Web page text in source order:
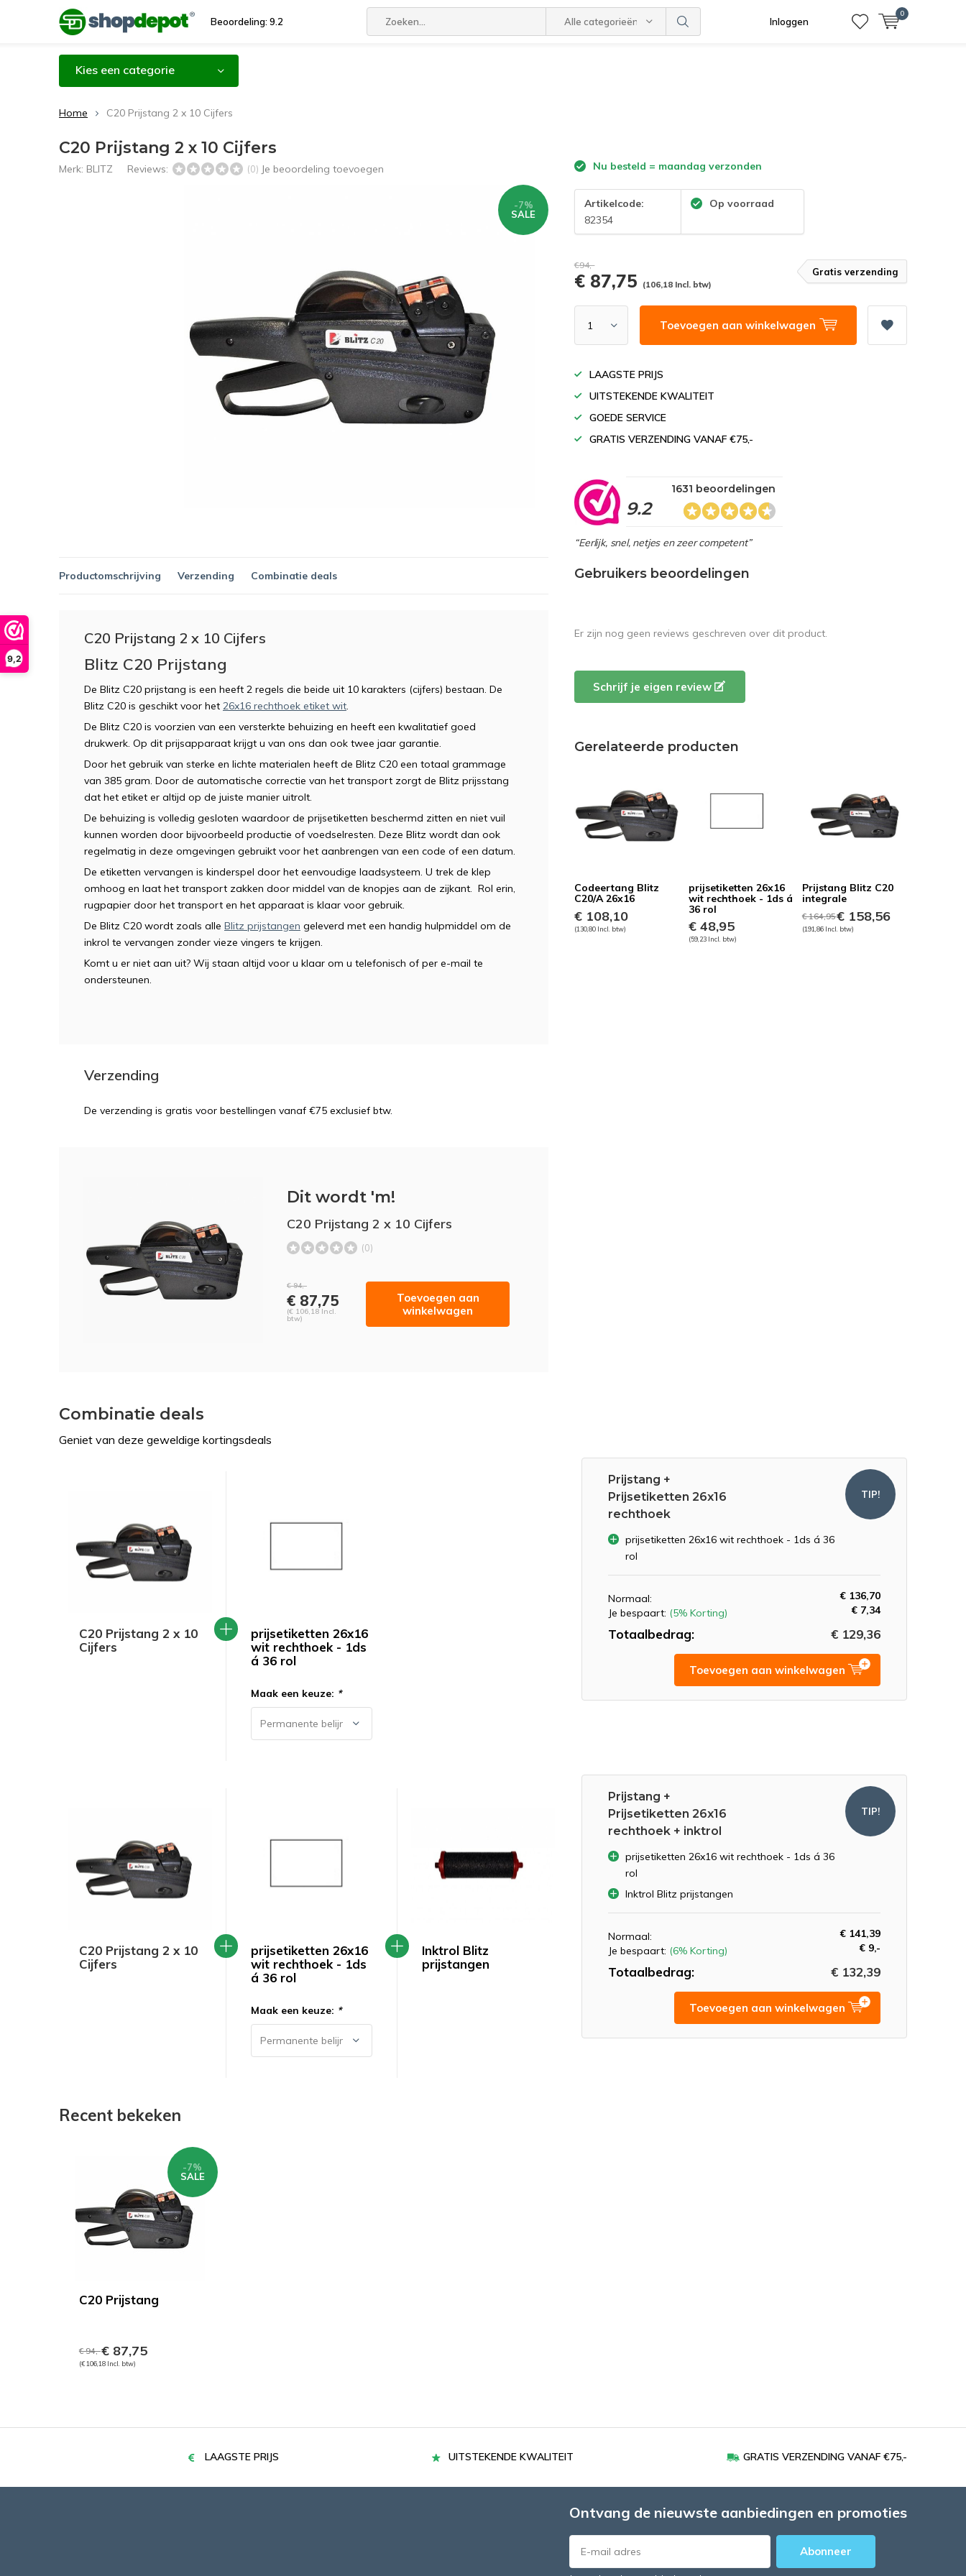
9,2
Beoordeling: 9.2 Alle categorieën Inloggen
0
Kies een categorie
Home C20 Prijstang 2 x 10 Cijfers
C20 Prijstang 2 x 10 Cijfers
Merk: BLITZ Reviews: (0) Je beoordeling toevoegen
-7%
SALE
Nu besteld = maandag verzonden
Artikelcode:
82354
Op voorraad
€94,-
€ 87,75 (106,18 Incl. btw)
Gratis verzending
Toevoegen aan winkelwagen
LAAGSTE PRIJS
UITSTEKENDE KWALITEIT
GOEDE SERVICE
GRATIS VERZENDING VANAF €75,-
9.2
1631 beoordelingen
“Eerlijk, snel, netjes en zeer competent”
Productomschrijving Verzending Combinatie deals
C20 Prijstang 2 x 10 Cijfers
Blitz C20 Prijstang
De Blitz C20 prijstang is een heeft 2 regels die beide uit 10 karakters (cijfers) bestaan. De
Blitz C20 is geschikt voor het 26x16 rechthoek etiket wit.
De Blitz C20 is voorzien van een versterkte behuizing en heeft een kwalitatief goed
drukwerk. Op dit prijsapparaat krijgt u van ons dan ook twee jaar garantie.
Door het gebruik van sterke en lichte materialen heeft de Blitz C20 een totaal grammage
van 385 gram. Door de automatische correctie van het transport zorgt de Blitz prijsstang
dat het etiket er altijd op de juiste manier uitrolt.
De behuizing is volledig gesloten waardoor de prijsetiketten beschermd zitten en niet vuil
kunnen worden door bijvoorbeeld productie of voedselresten. Deze Blitz wordt dan ook
regelmatig in deze omgevingen gebruikt voor het aanbrengen van een code of een datum.
De etiketten vervangen is kinderspel door het eenvoudige laadsysteem. U trek de klep
omhoog en laat het transport zakken door middel van de knopjes aan de zijkant. Rol erin,
rugpapier door het transport en het apparaat is klaar voor gebruik.
De Blitz C20 wordt zoals alle Blitz prijstangen geleverd met een handig hulpmiddel om de
inkrol te vervangen zonder vieze vingers te krijgen.
Komt u er niet aan uit? Wij staan altijd voor u klaar om u telefonisch of per e-mail te
ondersteunen.
Verzending
De verzending is gratis voor bestellingen vanaf €75 exclusief btw.
Dit wordt 'm!
C20 Prijstang 2 x 10 Cijfers
(0)
€ 94,-
€ 87,75
(€ 106,18 Incl.
btw)
Toevoegen aan
winkelwagen
Gebruikers beoordelingen
Er zijn nog geen reviews geschreven over dit product.
Schrijf je eigen review
Gerelateerde producten
Codeertang Blitz
C20/A 26x16
€ 108,10
(130,80 Incl. btw)
prijsetiketten 26x16
wit rechthoek - 1ds á
36 rol
€ 48,95
(59,23 Incl. btw)
Prijstang Blitz C20
integrale
€ 164,95€ 158,56
(191,86 Incl. btw)
Combinatie deals
Geniet van deze geweldige kortingsdeals
C20 Prijstang 2 x 10
Cijfers
prijsetiketten 26x16
wit rechthoek - 1ds
á 36 rol
Maak een keuze: *
Prijstang +
Prijsetiketten 26x16
rechthoek
prijsetiketten 26x16 wit rechthoek - 1ds á 36
rol
Normaal:
€ 136,70
Je bespaart: (5% Korting) € 7,34
Totaalbedrag: € 129,36
TIP!
Toevoegen aan winkelwagen
C20 Prijstang 2 x 10
Cijfers
prijsetiketten 26x16
wit rechthoek - 1ds
á 36 rol
Maak een keuze: *
Inktrol Blitz
prijstangen
Prijstang +
Prijsetiketten 26x16
rechthoek + inktrol
prijsetiketten 26x16 wit rechthoek - 1ds á 36
rol
Inktrol Blitz prijstangen
Normaal:
€ 141,39
Je bespaart: (6% Korting) € 9,-
Totaalbedrag: € 132,39
TIP!
Toevoegen aan winkelwagen
Recent bekeken
C20 Prijstang
-7%
SALE
€ 94,-€ 87,75
(€ 106,18 Incl. btw)
LAAGSTE PRIJS UITSTEKENDE KWALITEIT GRATIS VERZENDING VANAF €75,-
Ontvang de nieuwste aanbiedingen en promoties
Abonneer